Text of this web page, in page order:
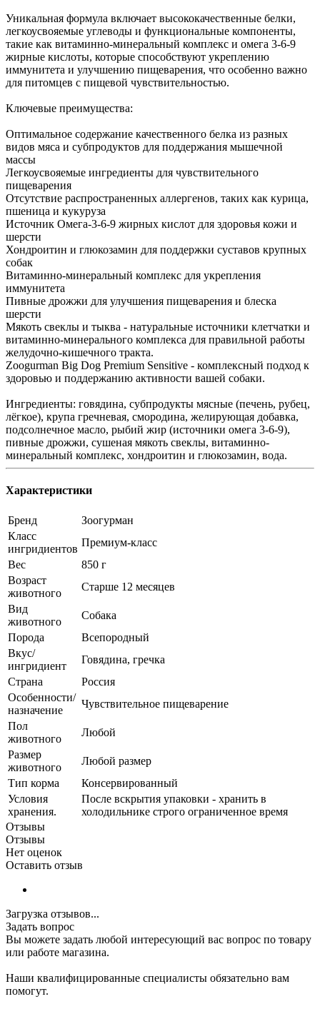
Уникальная формула включает высококачественные белки,
легкоусвояемые углеводы и функциональные компоненты,
такие как витаминно-минеральный комплекс и омега 3-6-9
жирные кислоты, которые способствуют укреплению
иммунитета и улучшению пищеварения, что особенно важно
для питомцев с пищевой чувствительностью.
Ключевые преимущества:
Оптимальное содержание качественного белка из разных
видов мяса и субпродуктов для поддержания мышечной
массы
Легкоусвояемые ингредиенты для чувствительного
пищеварения
Отсутствие распространенных аллергенов, таких как курица,
пшеница и кукуруза
Источник Омега-3-6-9 жирных кислот для здоровья кожи и
шерсти
Хондроитин и глюкозамин для поддержки суставов крупных
собак
Витаминно-минеральный комплекс для укрепления
иммунитета
Пивные дрожжи для улучшения пищеварения и блеска
шерсти
Мякоть свеклы и тыква - натуральные источники клетчатки и
витаминно-минерального комплекса для правильной работы
желудочно-кишечного тракта.
Zoogurman Big Dog Premium Sensitive - комплексный подход к
здоровью и поддержанию активности вашей собаки.
Ингредиенты: говядина, субпродукты мясные (печень, рубец,
лёгкое), крупа гречневая, смородина, желирующая добавка,
подсолнечное масло, рыбий жир (источники омега 3-6-9),
пивные дрожжи, сушеная мякоть свеклы, витаминно-
минеральный комплекс, хондроитин и глюкозамин, вода.
Характеристики
Бренд
Зоогурман
Класс
ингридиентов
Премиум-класс
Вес
850 г
Возраст
животного
Старше 12 месяцев
Вид
животного
Собака
Порода
Всепородный
Вкус/
ингридиент
Говядина, гречка
Страна
Россия
Особенности/
назначение
Чувствительное пищеварение
Пол
животного
Любой
Размер
животного
Любой размер
Тип корма
Консервированный
Условия
хранения.
После вскрытия упаковки - хранить в
холодильнике строго ограниченное время
Отзывы
Отзывы
Нет оценок
Оставить отзыв
Загрузка отзывов...
Задать вопрос
Вы можете задать любой интересующий вас вопрос по товару
или работе магазина.
Наши квалифицированные специалисты обязательно вам
помогут.